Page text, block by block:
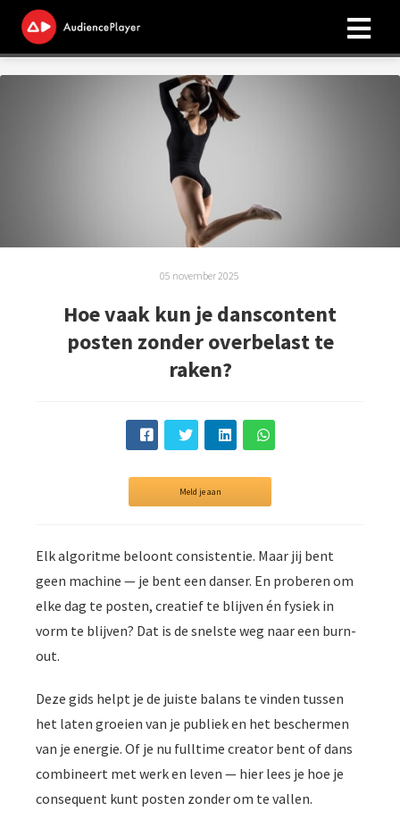
05 november 2025
Hoe vaak kun je danscontent
posten zonder overbelast te
raken?
Meld je aan
Elk algoritme beloont consistentie. Maar jij bent
geen machine — je bent een danser. En proberen om
elke dag te posten, creatief te blijven én fysiek in
vorm te blijven? Dat is de snelste weg naar een burn-
out.
Deze gids helpt je de juiste balans te vinden tussen
het laten groeien van je publiek en het beschermen
van je energie. Of je nu fulltime creator bent of dans
combineert met werk en leven — hier lees je hoe je
consequent kunt posten zonder om te vallen.